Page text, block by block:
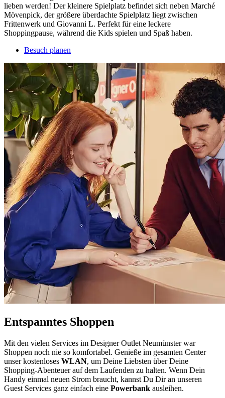
lieben werden! Der kleinere Spielplatz befindet sich neben Marché
Mövenpick, der größere überdachte Spielplatz liegt zwischen
Frittenwerk und Giovanni L. Perfekt für eine leckere
Shoppingpause, während die Kids spielen und Spaß haben.
Besuch planen
Entspanntes Shoppen
Mit den vielen Services im Designer Outlet Neumünster war
Shoppen noch nie so komfortabel. Genieße im gesamten Center
unser kostenloses WLAN, um Deine Liebsten über Deine
Shopping-Abenteuer auf dem Laufenden zu halten. Wenn Dein
Handy einmal neuen Strom braucht, kannst Du Dir an unseren
Guest Services ganz einfach eine Powerbank ausleihen.